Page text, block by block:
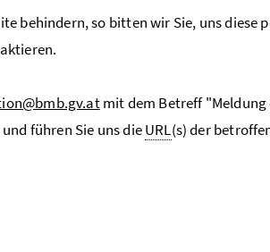
behindern, so bitten wir Sie, uns diese
mit dem Betreff "Meldung
führen Sie uns dieURL(s) der